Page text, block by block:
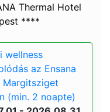
Thermal Hotel
****
az Ensana
Margitsziget
(min. 2 noapte)